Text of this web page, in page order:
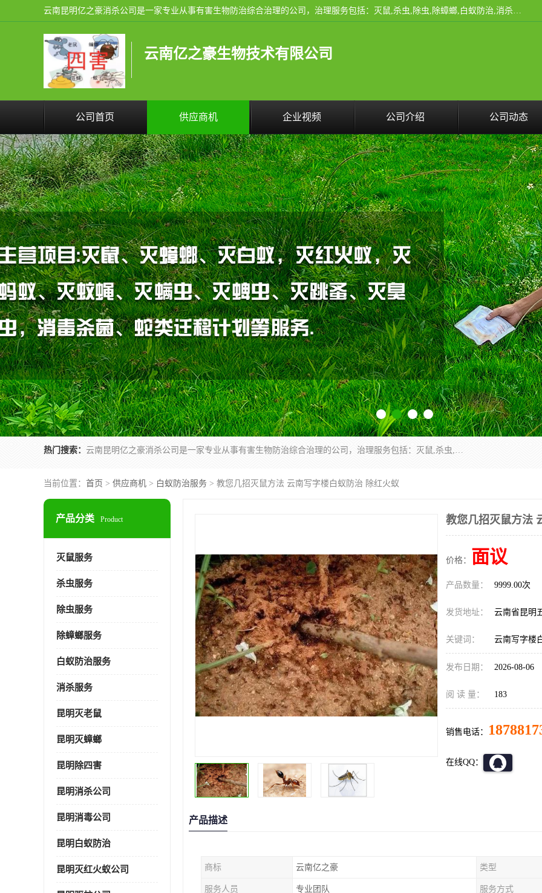
云南昆明亿之豪消杀公司是一家专业从事有害生物防治综合治理的公司，治理服务包括：灭鼠,杀虫,除虫,除蟑螂,白蚁防治,消杀等；安全环保,快速上门,价格透明,完善的售后服务,不影响您的生活工作。
云南亿之豪生物技术有限公司
公司首页 供应商机 企业视频 公司介绍 公司动态
热门搜索： 云南昆明亿之豪消杀公司是一家专业从事有害生物防治综合治理的公司，治理服务包括：灭鼠,杀虫,除虫,除蟑螂,白蚁防治,消杀等；安全环保,快速上门,价格透明,完善的售后服务,不影响您的生活工作。
当前位置： 首页 > 供应商机 > 白蚁防治服务 > 教您几招灭鼠方法 云南写字楼白蚁防治 除红火蚁
产品分类 Product
灭鼠服务
杀虫服务
除虫服务
除蟑螂服务
白蚁防治服务
消杀服务
昆明灭老鼠
昆明灭蟑螂
昆明除四害
昆明消杀公司
昆明消毒公司
昆明白蚁防治
昆明灭红火蚁公司
教您几招灭鼠方法
价格： 面议
产品数量： 9999.00次
发货地址： 云南省昆明
关键词： 云南写字楼
发布日期： 2026-08-06
阅 读 量： 183
销售电话：
在线QQ：
产品描述
商标 云南亿之豪 类型
服务人员 专业团队 服务方式